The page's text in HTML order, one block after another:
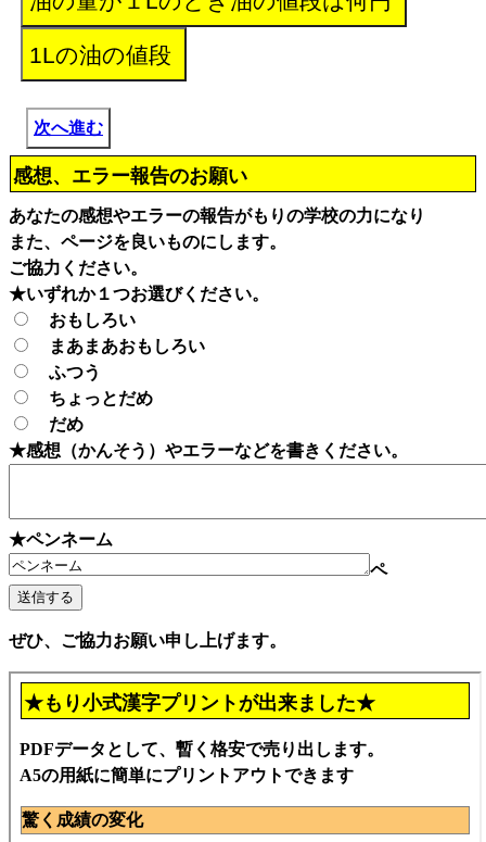
次へ進む
感想、エラー報告のお願い
あなたの感想やエラーの報告がもりの学校の力になり
また、ページを良いものにします。
ご協力ください。
★いずれか１つお選びください。
おもしろい
まあまあおもしろい
ふつう
ちょっとだめ
だめ
★感想（かんそう）やエラーなどを書きください。
★ペンネーム
ペ
ぜひ、ご協力お願い申し上げます。